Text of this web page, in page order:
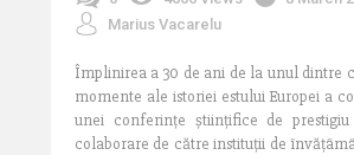
Marius Vacarelu
Împlinirea a 30 de ani de la unul dintre
momente ale istoriei estului Europei a
unei conferințe științifice de
colaborare de către instituții de